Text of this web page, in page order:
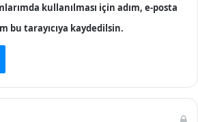
kullanılması için adım, e-posta
bu tarayıcıya kaydedilsin.